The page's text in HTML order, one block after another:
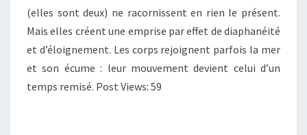
(elles sont deux) ne racornissent en rien le présent.
Mais elles créent une emprise par effet de diaphanéité
et d’éloignement. Les corps rejoignent parfois la mer
et son écume : leur mouvement devient celui d’un
temps remisé. Post Views: 59